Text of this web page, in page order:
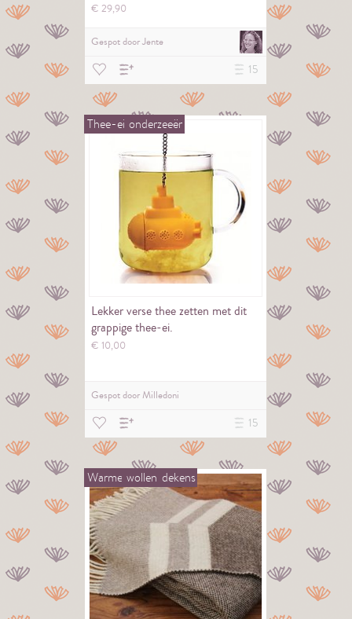
€29,90
Gespot doorJente
15
Thee-ei onderzeeër
Lekker verse thee zetten met dit
grappige thee-ei.
€ 10,00
Gespot doorMilledoni
15
Warme wollen dekens